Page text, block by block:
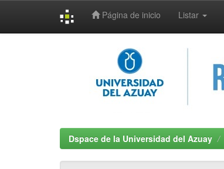
Página de inicio Listar
Dspace de la Universidad del Azuay